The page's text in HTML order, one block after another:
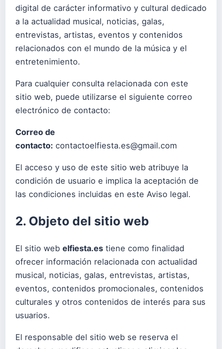
digital de carácter informativo y cultural dedicado
a la actualidad musical, noticias, galas,
entrevistas, artistas, eventos y contenidos
relacionados con el mundo de la música y el
entretenimiento.
Para cualquier consulta relacionada con este
sitio web, puede utilizarse el siguiente correo
electrónico de contacto:
Correo de
contacto: contactoelfiesta.es@gmail.com
El acceso y uso de este sitio web atribuye la
condición de usuario e implica la aceptación de
las condiciones incluidas en este Aviso legal.
2. Objeto del sitio web
El sitio web elfiesta.es tiene como finalidad
ofrecer información relacionada con actualidad
musical, noticias, galas, entrevistas, artistas,
eventos, contenidos promocionales, contenidos
culturales y otros contenidos de interés para sus
usuarios.
El responsable del sitio web se reserva el